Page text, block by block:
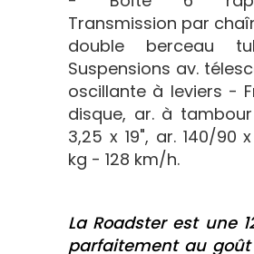
Transmission par
double berceau
Suspensions av.
oscillante à leviers -
disque, ar. à
3,25 x 19", ar. 140/90
kg - 128 km/h.
La Roadster est une
parfaitement au